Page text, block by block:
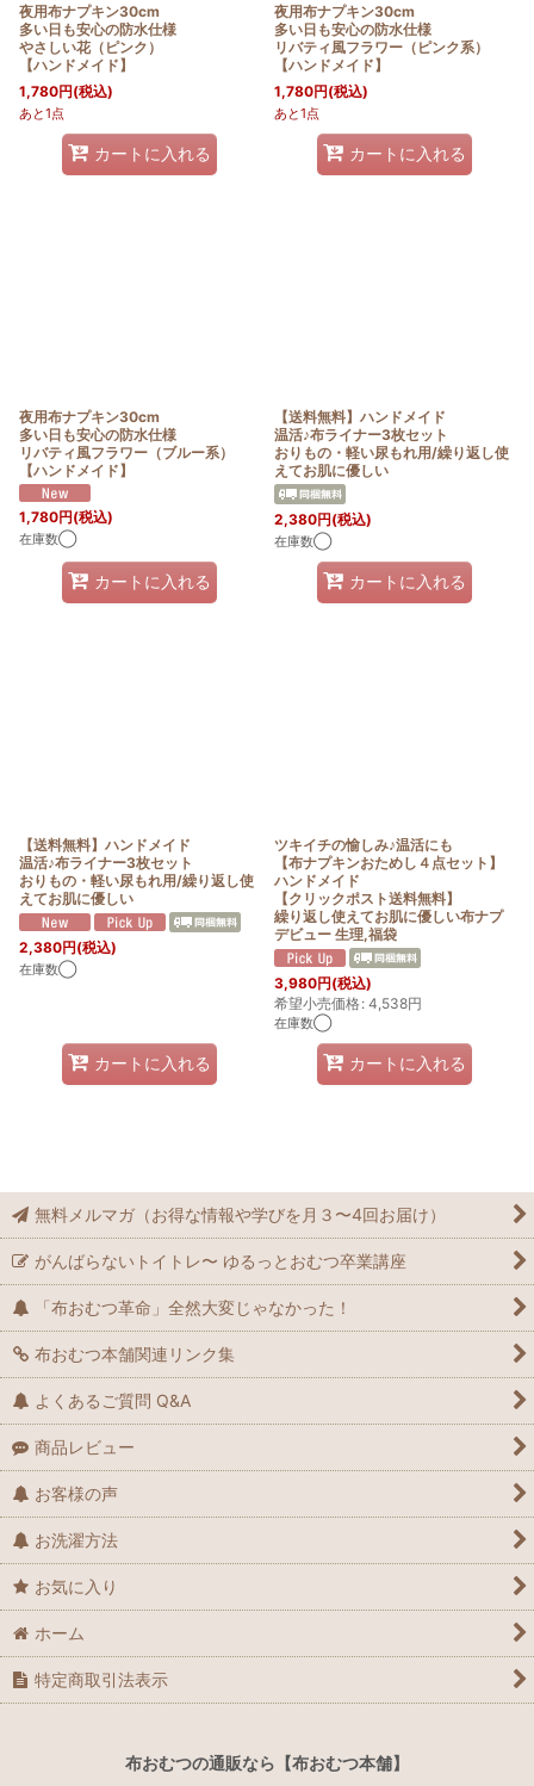
夜用布ナプキン30cm
多い日も安心の防水仕様
やさしい花（ピンク）
【ハンドメイド】
1,780円(税込)
あと1点
カートに入れる
夜用布ナプキン30cm
多い日も安心の防水仕様
リバティ風フラワー（ピンク系）
【ハンドメイド】
1,780円(税込)
あと1点
カートに入れる
夜用布ナプキン30cm
多い日も安心の防水仕様
リバティ風フラワー（ブルー系）
【ハンドメイド】
1,780円(税込)
在庫数◯
カートに入れる
【送料無料】ハンドメイド
温活♪布ライナー3枚セット
おりもの・軽い尿もれ用/繰り返し使
えてお肌に優しい
2,380円(税込)
在庫数◯
カートに入れる
【送料無料】ハンドメイド
温活♪布ライナー3枚セット
おりもの・軽い尿もれ用/繰り返し使
えてお肌に優しい
2,380円(税込)
在庫数◯
カートに入れる
ツキイチの愉しみ♪温活にも
【布ナプキンおためし４点セット】
ハンドメイド
【クリックポスト送料無料】
繰り返し使えてお肌に優しい布ナプ
デビュー 生理,福袋
3,980円(税込)
希望小売価格: 4,538円
在庫数◯
カートに入れる
無料メルマガ（お得な情報や学びを月３〜4回お届け）
がんばらないトイトレ〜 ゆるっとおむつ卒業講座
「布おむつ革命」全然大変じゃなかった！
布おむつ本舗関連リンク集
よくあるご質問 Q&A
商品レビュー
お客様の声
お洗濯方法
お気に入り
ホーム
特定商取引法表示
布おむつの通販なら【布おむつ本舗】